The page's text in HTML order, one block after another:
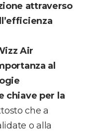
attraverso
Air
al
chiave per la
che a
o alla